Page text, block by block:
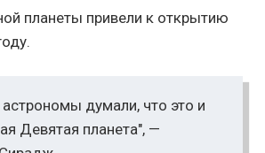
планеты привели к открытию
думали, что это и
Девятая планета", —